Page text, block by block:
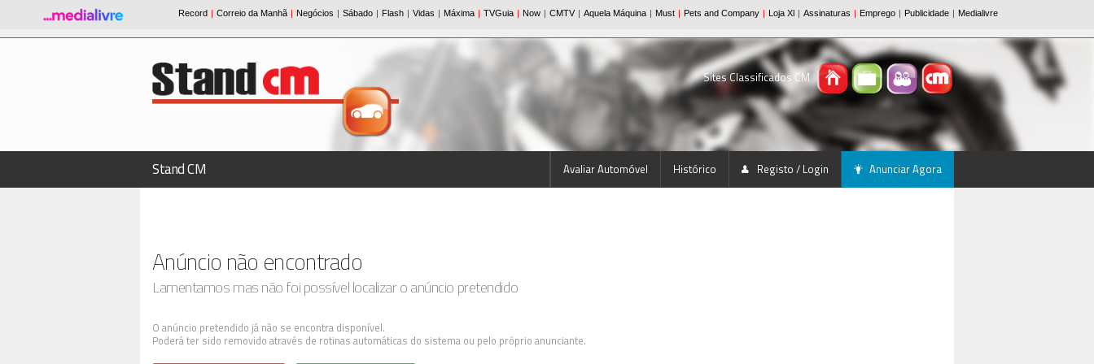
Sites Classificados CM
Stand CM Avaliar Automóvel Histórico Registo / Login Anunciar Agora
Anúncio não encontrado
Lamentamos mas não foi possível localizar o anúncio pretendido
O anúncio pretendido já não se encontra disponível.
Poderá ter sido removido através de rotinas automáticas do sistema ou pelo próprio anunciante.